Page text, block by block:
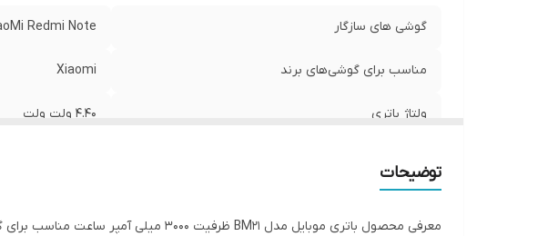
گوشی های سازگار Redmi Note
مناسب برای گوشی‌های برند Xiaomi
ولتاژ باتری 4.40 ولت ولت
توضیحات
معرفی محصول باتری موبایل مدل BM21 ظرفیت 3000 میلی آمپر ساعت مناسب برای گوشی موبایل شیائومی Redmi Note